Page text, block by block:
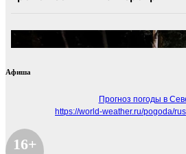
Афиша
Прогноз погоды в
https://world-weather.ru/pogoda/
16+